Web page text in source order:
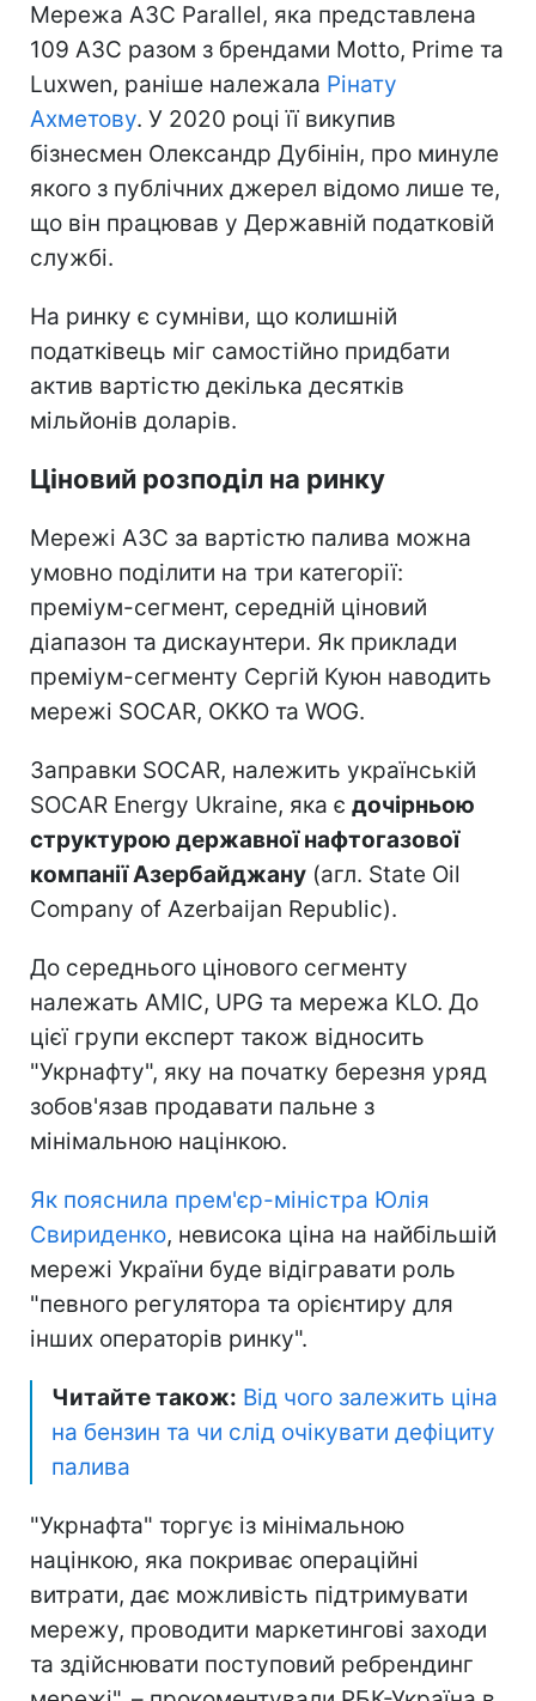
Мережа АЗС Parallel, яка представлена
109 АЗС разом з брендами Motto, Prime та
Luxwen, раніше належала Рінату
Ахметову. У 2020 році її викупив
бізнесмен Олександр Дубінін, про минуле
якого з публічних джерел відомо лише те,
що він працював у Державній податковій
службі.
На ринку є сумніви, що колишній
податківець міг самостійно придбати
актив вартістю декілька десятків
мільйонів доларів.
Ціновий розподіл на ринку
Мережі АЗС за вартістю палива можна
умовно поділити на три категорії:
преміум-сегмент, середній ціновий
діапазон та дискаунтери. Як приклади
преміум-сегменту Сергій Куюн наводить
мережі SOCAR, OKKO та WOG.
Заправки SOCAR, належить українській
SOCAR Energy Ukraine, яка є дочірньою
структурою державної нафтогазової
компанії Азербайджану (агл. State Oil
Company of Azerbaijan Republic).
До середнього цінового сегменту
належать AMIC, UPG та мережа KLO. До
цієї групи експерт також відносить
"Укрнафту", яку на початку березня уряд
зобов'язав продавати пальне з
мінімальною націнкою.
Як пояснила прем'єр-міністра Юлія
Свириденко, невисока ціна на найбільшій
мережі України буде відігравати роль
"певного регулятора та орієнтиру для
інших операторів ринку".
Читайте також: Від чого залежить ціна
на бензин та чи слід очікувати дефіциту
палива
"Укрнафта" торгує із мінімальною
націнкою, яка покриває операційні
витрати, дає можливість підтримувати
мережу, проводити маркетингові заходи
та здійснювати поступовий ребрендинг